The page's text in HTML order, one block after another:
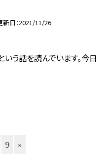
新日 2021/11/26
いう話を読んでいます。今日
9 »